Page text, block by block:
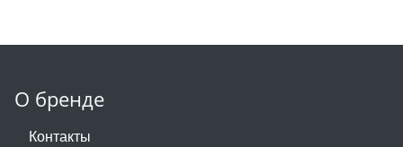
О бренде
Контакты